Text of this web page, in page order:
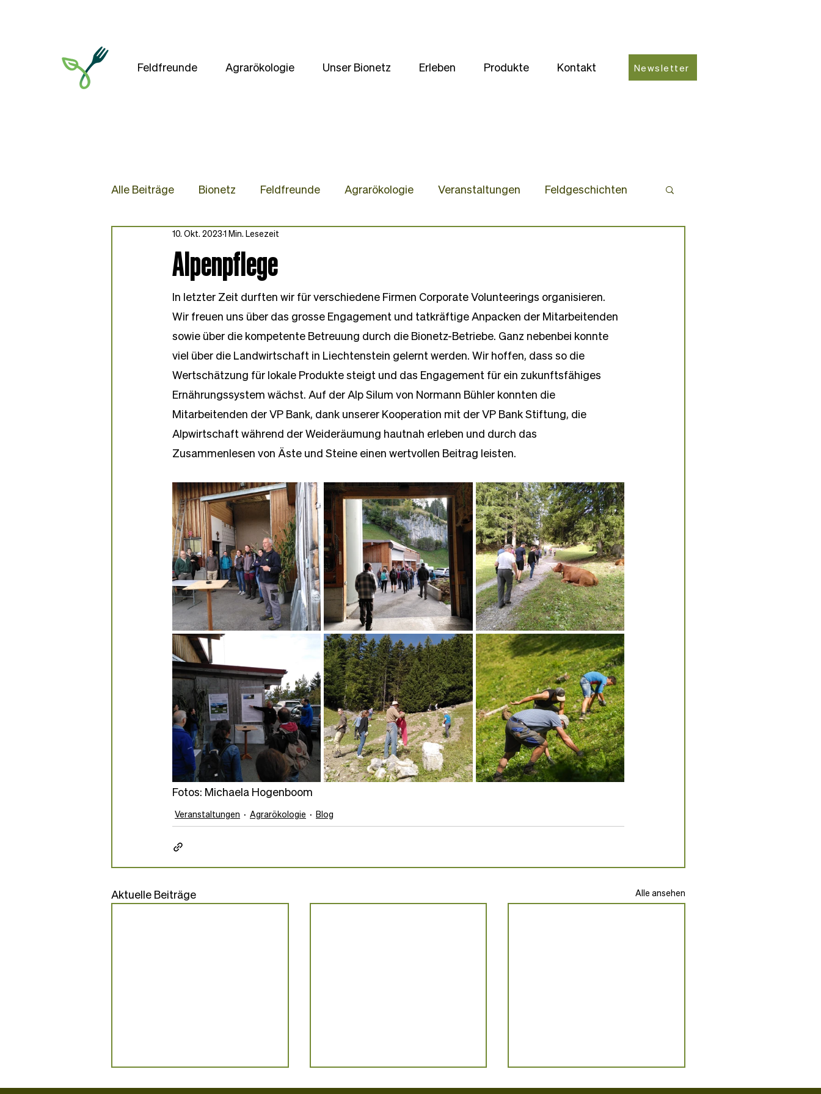
Feldfreunde Agrarökologie Unser Bionetz Erleben Produkte Kontakt Newsletter
Alle Beiträge Bionetz Feldfreunde Agrarökologie Veranstaltungen Feldgeschichten
Blog Rezepte
Alpenpflege
10. Okt. 20231 Min. Lesezeit
In letzter Zeit durften wir für verschiedene Firmen Corporate Volunteerings organisieren.
Wir freuen uns über das grosse Engagement und tatkräftige Anpacken der Mitarbeitenden
sowie über die kompetente Betreuung durch die Bionetz-Betriebe. Ganz nebenbei konnte
viel über die Landwirtschaft in Liechtenstein gelernt werden. Wir hoffen, dass so die
Wertschätzung für lokale Produkte steigt und das Engagement für ein zukunftsfähiges
Ernährungssystem wächst. Auf der Alp Silum von Normann Bühler konnten die
Mitarbeitenden der VP Bank, dank unserer Kooperation mit der VP Bank Stiftung, die
Alpwirtschaft während der Weideräumung hautnah erleben und durch das
Zusammenlesen von Äste und Steine einen wertvollen Beitrag leisten.
Fotos: Michaela Hogenboom
Veranstaltungen Agrarökologie Blog
Aktuelle Beiträge Alle ansehen